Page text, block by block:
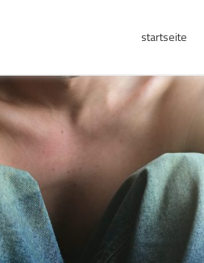
startseite